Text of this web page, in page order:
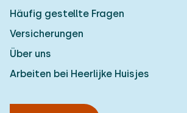
Häufig gestellte Fragen
Versicherungen
Über uns
Arbeiten bei Heerlijke Huisjes